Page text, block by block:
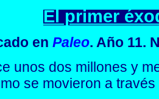
El primer
en Paleo. Año 11.
unos dos millones y
se movieron a